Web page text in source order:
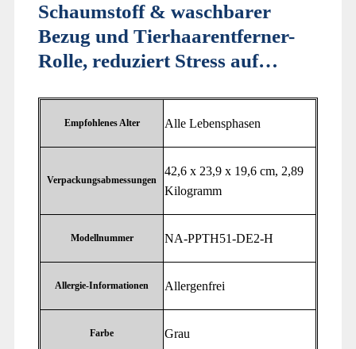
Schaumstoff & waschbarer
Bezug und Tierhaarentferner-
Rolle, reduziert Stress auf…
Empfohlenes Alter ‎Alle Lebensphasen
Verpackungsabmessungen
‎42,6 x 23,9 x 19,6 cm, 2,89
Kilogramm
Modellnummer ‎NA-PPTH51-DE2-H
Allergie-Informationen ‎Allergenfrei
Farbe ‎Grau